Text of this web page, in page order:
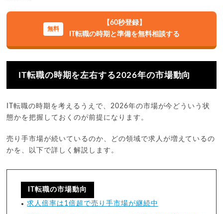
【60秒登録】
IT転職の時期と準備を無料相談する
IT転職の時期を左右する2026年の市場動向
IT転職の時期を考えるうえで、2026年の市場が今どういう状
態かを把握しておくのが前提になります。
売り手市場が続いているのか、どの領域で求人が増えているの
かを、以下で詳しく解説します。
IT転職の市場動向
求人倍率は1倍超で売り手市場が継続中